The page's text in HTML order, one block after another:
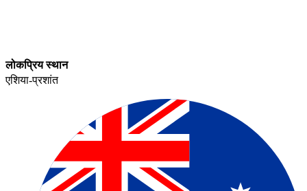
लोकप्रिय स्थान​​
एशिया-प्रशांत​​